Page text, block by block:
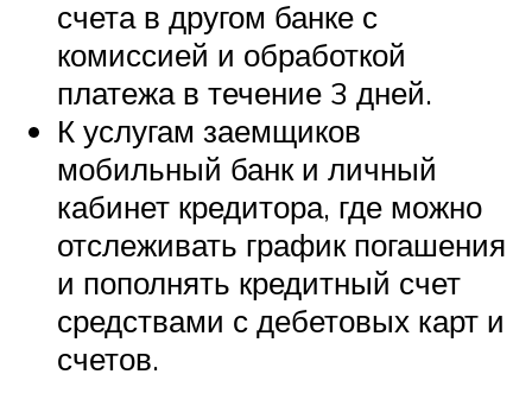
счета в другом банке с
комиссией и обработкой
платежа в течение 3 дней.
К услугам заемщиков
мобильный банк и личный
кабинет кредитора, где можно
отслеживать график погашения
и пополнять кредитный счет
средствами с дебетовых карт и
счетов.